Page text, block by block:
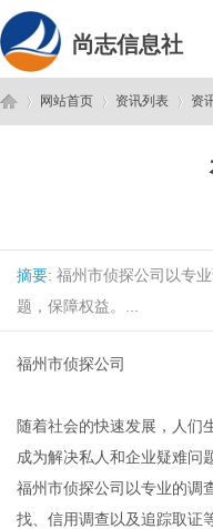
尚志信息社
网站首页 资讯列表 资
摘要: 福州市侦探公司以专
题，保障权益。...
福州市侦探公司
随着社会的快速发展，人们
成为解决私人和企业疑难问
福州市侦探公司以专业的调
找、信用调查以及追踪取证